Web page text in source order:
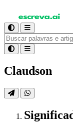
Claudson